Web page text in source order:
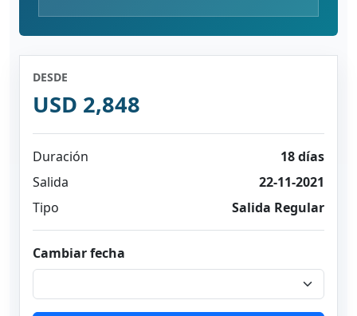
DESDE
USD 2,848
Duración
18 días
Salida
22-11-2021
Tipo
Salida Regular
Cambiar fecha